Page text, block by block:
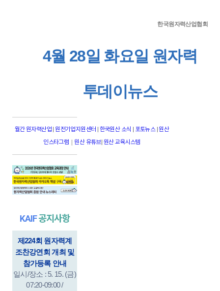
한국원자력산업협회
4월 28일 화요일 원자력
투데이뉴스
월간 원자력산업 |원전기업지원센터 | 한국원산 소식 | 포토뉴스 |원산
인스타그램 |원산 유튜브| 원산 교육시스템
KAIF공지사항
제224회 원자력계
조찬강연회 개최 및
참가등록 안내
일시/장소 : 5. 15. (금)
07:20-09:00 /